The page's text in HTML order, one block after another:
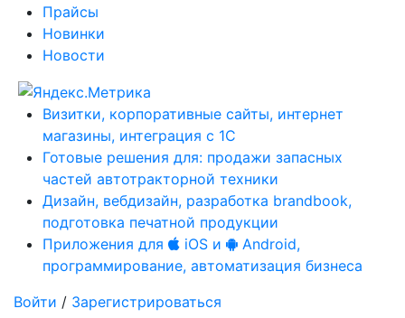
Прайсы
Новинки
Новости
Визитки, корпоративные сайты, интернет
магазины, интеграция с 1С
Готовые решения для: продажи запасных
частей автотракторной техники
Дизайн, вебдизайн, разработка brandbook,
подготовка печатной продукции
Приложения для
iOS и
Android,
программирование, автоматизация бизнеса
Войти / Зарегистрироваться